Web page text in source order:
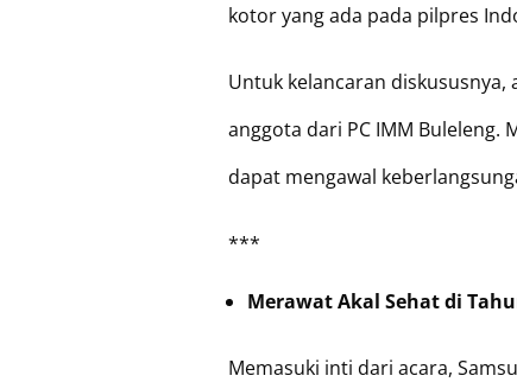
kotor yang ada pada pilpres
Untuk kelancaran
anggota dari PC IMM Buleleng.
dapat mengawal
***
Merawat Akal Sehat di
Memasuki inti dari acara,